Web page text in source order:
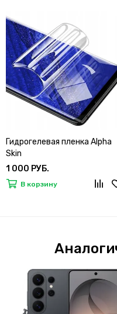
Гидрогелевая пленка Alpha
Skin
1 000 РУБ.
В корзину